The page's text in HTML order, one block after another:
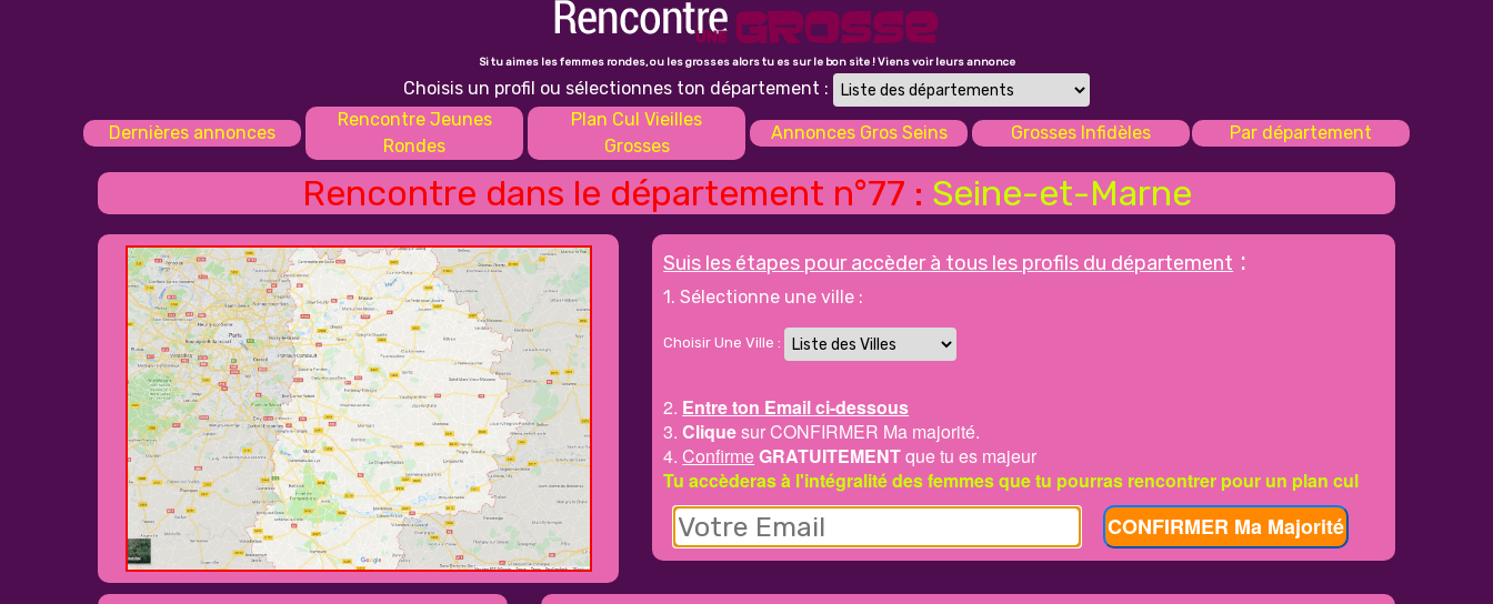
Si tu aimes les femmes rondes, ou les grosses alors tu es sur le bon site ! Viens voir leurs annonce
Choisis un profil ou sélectionnes ton département :
Dernières annonces
Rencontre Jeunes
Rondes
Plan Cul Vieilles
Grosses
Annonces Gros Seins Grosses Infidèles Par département
Rencontre dans le département n°77 : Seine-et-Marne
Suis les étapes pour accèder à tous les profils du département :
1. Sélectionne une ville :
Choisir Une Ville :
2. Entre ton Email ci-dessous
3.Cliquesur CONFIRMER Ma majorité.
4.ConfirmeGRATUITEMENTque tu es majeur
Tu accèderas à l'intégralité des femmes que tu pourras rencontrer pour un plan cul
CONFIRMER Ma Majorité